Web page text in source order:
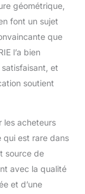
ans
géométrique,
font un sujet
que
l’a bien
et
soutient
les acheteurs
qui est rare dans
source de
avec la qualité
et d’une